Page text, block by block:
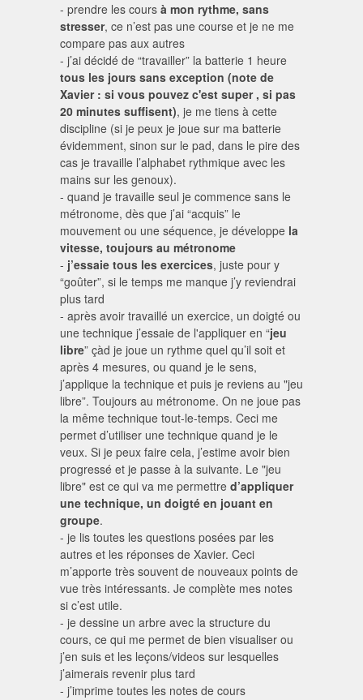
- prendre les cours à mon rythme, sans
stresser, ce n’est pas une course et je ne me
compare pas aux autres
- j’ai décidé de “travailler” la batterie 1 heure
tous les jours sans exception (note de
Xavier : si vous pouvez c'est super , si pas
20 minutes suffisent), je me tiens à cette
discipline (si je peux je joue sur ma batterie
évidemment, sinon sur le pad, dans le pire des
cas je travaille l’alphabet rythmique avec les
mains sur les genoux).
- quand je travaille seul je commence sans le
métronome, dès que j’ai “acquis” le
mouvement ou une séquence, je développe la
vitesse, toujours au métronome
- j’essaie tous les exercices, juste pour y
“goûter”, si le temps me manque j’y reviendrai
plus tard
- après avoir travaillé un exercice, un doigté ou
une technique j’essaie de l'appliquer en “jeu
libre” çàd je joue un rythme quel qu’il soit et
après 4 mesures, ou quand je le sens,
j’applique la technique et puis je reviens au "jeu
libre”. Toujours au métronome. On ne joue pas
la même technique tout-le-temps. Ceci me
permet d’utiliser une technique quand je le
veux. Si je peux faire cela, j’estime avoir bien
progressé et je passe à la suivante. Le "jeu
libre" est ce qui va me permettre d’appliquer
une technique, un doigté en jouant en
groupe.
- je lis toutes les questions posées par les
autres et les réponses de Xavier. Ceci
m’apporte très souvent de nouveaux points de
vue très intéressants. Je complète mes notes
si c’est utile.
- je dessine un arbre avec la structure du
cours, ce qui me permet de bien visualiser ou
j’en suis et les leçons/videos sur lesquelles
j’aimerais revenir plus tard
- j’imprime toutes les notes de cours